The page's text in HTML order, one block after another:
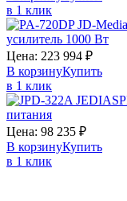
в 1 клик
усилитель 1000 Вт
Цена: 223 994 ₽
В корзинуКупить
в 1 клик
питания
Цена: 98 235 ₽
В корзинуКупить
в 1 клик